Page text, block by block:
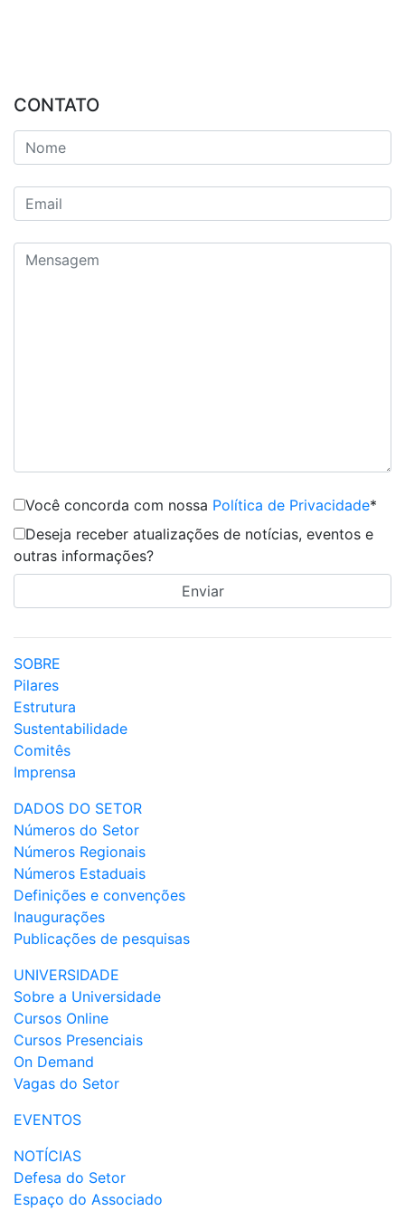
CONTATO
Você concorda com nossa Política de Privacidade*
Deseja receber atualizações de notícias, eventos e
outras informações?
SOBRE
Pilares
Estrutura
Sustentabilidade
Comitês
Imprensa
DADOS DO SETOR
Números do Setor
Números Regionais
Números Estaduais
Definições e convenções
Inaugurações
Publicações de pesquisas
UNIVERSIDADE
Sobre a Universidade
Cursos Online
Cursos Presenciais
On Demand
Vagas do Setor
EVENTOS
NOTÍCIAS
Defesa do Setor
Espaço do Associado